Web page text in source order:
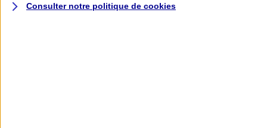
Consulter notre politique de cookies